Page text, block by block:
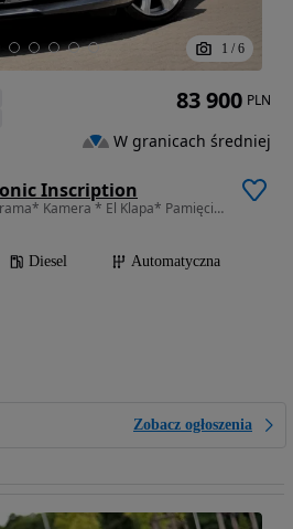
1 / 6
Inscription
1969 cm3 • 190 KM • * Panorama* Kamera * El Klapa* Pamięci* Wentyle* Hak
Diesel
Automatyczna
Zobacz ogłoszenia
83 900 PLN
W granicach średniej